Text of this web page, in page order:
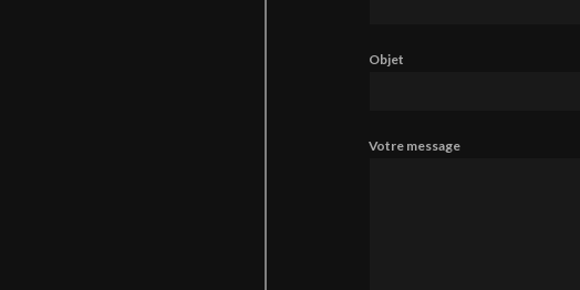
Objet
Votre message